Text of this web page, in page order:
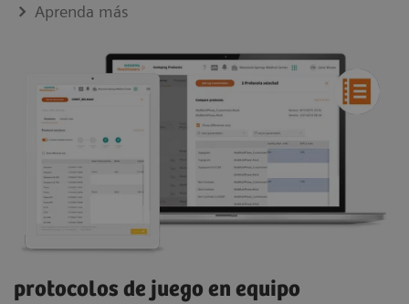
Aprenda más
protocolos de juego en equipo